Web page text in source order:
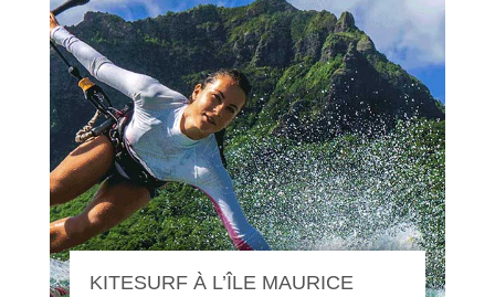
KITESURF À L’ÎLE MAURICE